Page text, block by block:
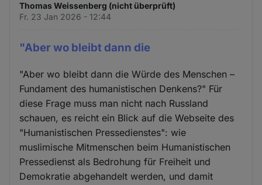
Thomas Weissenberg (nicht überprüft)
Fr. 23 Jan 2026 - 12:44
"Aber wo bleibt dann die
"Aber wo bleibt dann die Würde des Menschen –
Fundament des humanistischen Denkens?" Für
diese Frage muss man nicht nach Russland
schauen, es reicht ein Blick auf die Webseite des
"Humanistischen Pressedienstes": wie
muslimische Mitmenschen beim Humanistischen
Pressedienst als Bedrohung für Freiheit und
Demokratie abgehandelt werden, und damit